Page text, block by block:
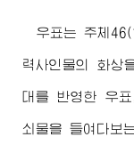
우표는 주체
력사인물의 화상
대를 반영한 우
쇠물을 들여다보